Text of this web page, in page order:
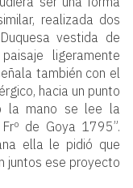
realizada dos
vestida de
ligeramente
también con el
hacia un punto
la mano se lee la
de Goya 1795”.
ella le pidió que
juntos ese proyecto